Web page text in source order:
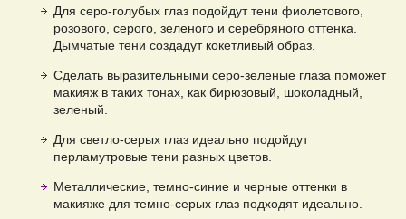
Для серо-голубых глаз подойдут тени фиолетового,
розового, серого, зеленого и серебряного оттенка.
Дымчатые тени создадут кокетливый образ.
Сделать выразительными серо-зеленые глаза поможет
макияж в таких тонах, как бирюзовый, шоколадный,
зеленый.
Для светло-серых глаз идеально подойдут
перламутровые тени разных цветов.
Металлические, темно-синие и черные оттенки в
макияже для темно-серых глаз подходят идеально.